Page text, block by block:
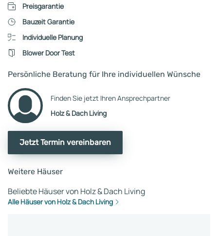
Preisgarantie
Bauzeit Garantie
Individuelle Planung
Blower Door Test
Persönliche Beratung für Ihre individuellen Wünsche
Finden Sie jetzt Ihren Ansprechpartner
Holz & Dach Living
Jetzt Termin vereinbaren
Weitere Häuser
Beliebte Häuser von Holz & Dach Living
Alle Häuser von Holz & Dach Living